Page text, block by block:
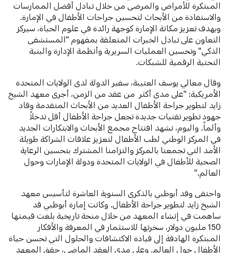
المبتكرة للأمراض والمرضى من خلال تبادل أفضل الممارسات
والاستفادة من الأبحاث لتحسين جراحات الأطفال في الإمارة.
وبهدف تعزيز مكانة الإمارة كوجهة رائدة في علوم الحياة، سيركز
التعاون على تبادل الخبرات المتعلقة بمفهوم "المستشفى
الذكي" وتحسين العمليات السريرية وأنظمة الإدارة والبنية
التحتية الرقمية للشبكات.
وقال معالي يوسف العتيبة، سفير الدولة لدى الولايات المتحدة
الأمريكية: "على مدى أكثر من عقد من الزمن، أجرى معهد الشيخ
زايد لتطوير جراحة الأطفال العديد من الأبحاث المتقدمة وقاد
جهود تطوير تقنيات جديدة تجعل جراحة الأطفال أقل تدخلاً
وألماً. واليوم، نشهد افتتاح مجمع الأبحاث والابتكارات الجديد
في المركز الوطني لطب الأطفال لتعزيز علاقات الشراكة طويلة
الأمد التي تجمعنا بالمركز والتزامنا المشترك بتحسين الرعاية
الصحية للأطفال في الولايات المتحدة ودولة الإمارات وحول
العالم."
واحتفى وفد أبوظبي بالذكرى السنوية العاشرة لتأسيس معهد
الشيخ زايد لتطوير جراحة الأطفال. وكانت إمارة أبوظبي قد
ساهمت في إنشاء المعهد من خلال منحة تاريخية بلغت قيمتها
150 مليون دولار، سخرتها للاستثمار في المعرفة والأفكار
المبتكرة الهادفة إلى قيادة الاكتشافات والحلول التي تحسن حياة
الأطفال حول العالم. وعلى مدى العقد الماضي، حقق المعهد